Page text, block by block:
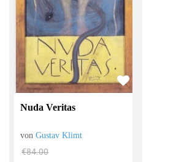
Nuda Veritas
vonGustav Klimt
€84.00